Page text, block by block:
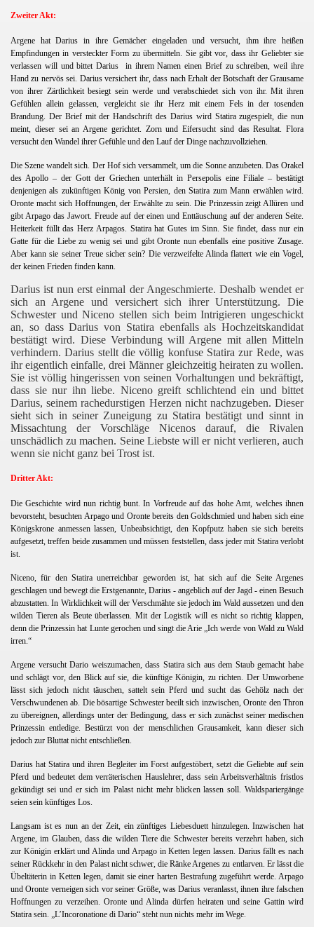
Zweiter Akt:
Argene hat Darius in ihre Gemächer eingeladen und versucht, ihm ihre heißen
Empfindungen in versteckter Form zu übermitteln. Sie gibt vor, dass ihr Geliebter sie
verlassen will und bittet Darius
in ihrem Namen einen Brief zu schreiben, weil ihre
Hand zu nervös sei. Darius versichert ihr, dass nach Erhalt der Botschaft der Grausame
von ihrer Zärtlichkeit besiegt sein werde und verabschiedet sich von ihr. Mit ihren
Gefühlen allein gelassen, vergleicht sie ihr Herz mit einem Fels in der tosenden
Brandung. Der Brief mit der Handschrift des Darius wird Statira zugespielt, die nun
meint, dieser sei an Argene gerichtet. Zorn und Eifersucht sind das Resultat. Flora
versucht den Wandel ihrer Gefühle und den Lauf der Dinge nachzuvollziehen.
Die Szene wandelt sich. Der Hof sich versammelt, um die Sonne anzubeten. Das Orakel
des Apollo – der Gott der Griechen unterhält in Persepolis eine Filiale – bestätigt
denjenigen als zukünftigen König von Persien, den Statira zum Mann erwählen wird.
Oronte macht sich Hoffnungen, der Erwählte zu sein. Die Prinzessin zeigt Allüren und
gibt Arpago das Jawort. Freude auf der einen und Enttäuschung auf der anderen Seite.
Heiterkeit füllt das Herz Arpagos. Statira hat Gutes im Sinn. Sie findet, dass nur ein
Gatte für die Liebe zu wenig sei und gibt Oronte nun ebenfalls eine positive Zusage.
Aber kann sie seiner Treue sicher sein? Die verzweifelte Alinda flattert wie ein Vogel,
der keinen Frieden finden kann.
Darius ist nun erst einmal der Angeschmierte. Deshalb wendet er
sich an Argene und versichert sich ihrer Unterstützung. Die
Schwester und Niceno stellen sich beim Intrigieren ungeschickt
an, so dass Darius von Statira ebenfalls als Hochzeitskandidat
bestätigt wird. Diese Verbindung will Argene mit allen Mitteln
verhindern. Darius stellt die völlig konfuse Statira zur Rede, was
ihr eigentlich einfalle, drei Männer gleichzeitig heiraten zu wollen.
Sie ist völlig hingerissen von seinen Vorhaltungen und bekräftigt,
dass sie nur ihn liebe. Niceno greift schlichtend ein und bittet
Darius, seinem rachedurstigen Herzen nicht nachzugeben. Dieser
sieht sich in seiner Zuneigung zu Statira bestätigt und sinnt in
Missachtung der Vorschläge Nicenos darauf, die Rivalen
unschädlich zu machen. Seine Liebste will er nicht verlieren, auch
wenn sie nicht ganz bei Trost ist.
Dritter Akt:
Die Geschichte wird nun richtig bunt. In Vorfreude auf das hohe Amt, welches ihnen
bevorsteht, besuchten Arpago und Oronte bereits den Goldschmied und haben sich eine
Königskrone anmessen lassen, Unbeabsichtigt, den Kopfputz haben sie sich bereits
aufgesetzt, treffen beide zusammen und müssen feststellen, dass jeder mit Statira verlobt
ist.
Niceno, für den Statira unerreichbar geworden ist, hat sich auf die Seite Argenes
geschlagen und bewegt die Erstgenannte, Darius - angeblich auf der Jagd - einen Besuch
abzustatten. In Wirklichkeit will der Verschmähte sie jedoch im Wald aussetzen und den
wilden Tieren als Beute überlassen. Mit der Logistik will es nicht so richtig klappen,
denn die Prinzessin hat Lunte gerochen und singt die Arie „Ich werde von Wald zu Wald
irren.“
Argene versucht Dario weiszumachen, dass Statira sich aus dem Staub gemacht habe
und schlägt vor, den Blick auf sie, die künftige Königin, zu richten. Der Umworbene
lässt sich jedoch nicht täuschen, sattelt sein Pferd und sucht das Gehölz nach der
Verschwundenen ab. Die bösartige Schwester beeilt sich inzwischen, Oronte den Thron
zu übereignen, allerdings unter der Bedingung, dass er sich zunächst seiner medischen
Prinzessin entledige. Bestürzt von der menschlichen Grausamkeit, kann dieser sich
jedoch zur Bluttat nicht entschließen.
Darius hat Statira und ihren Begleiter im Forst aufgestöbert, setzt die Geliebte auf sein
Pferd und bedeutet dem verräterischen Hauslehrer, dass sein Arbeitsverhältnis fristlos
gekündigt sei und er sich im Palast nicht mehr blicken lassen soll. Waldspariergänge
seien sein künftiges Los.
Langsam ist es nun an der Zeit, ein zünftiges Liebesduett hinzulegen. Inzwischen hat
Argene, im Glauben, dass die wilden Tiere die Schwester bereits verzehrt haben, sich
zur Königin erklärt und Alinda und Arpago in Ketten legen lassen. Darius fällt es nach
seiner Rückkehr in den Palast nicht schwer, die Ränke Argenes zu entlarven. Er lässt die
Übeltäterin in Ketten legen, damit sie einer harten Bestrafung zugeführt werde. Arpago
und Oronte verneigen sich vor seiner Größe, was Darius veranlasst, ihnen ihre falschen
Hoffnungen zu verzeihen. Oronte und Alinda dürfen heiraten und seine Gattin wird
Statira sein. „L’Incoronatione di Dario“ steht nun nichts mehr im Wege.
I.
II.